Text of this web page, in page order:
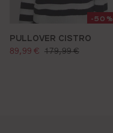
-50%
PULLOVER CISTRO
verkaufspreis:
89,99 € regulärer preis:
179,99 €